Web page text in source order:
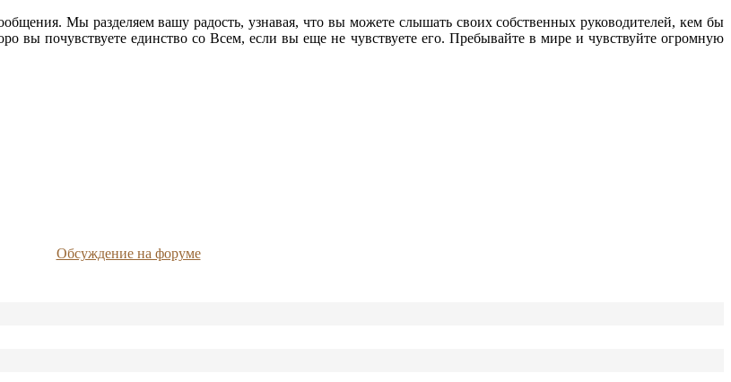
Мы разделяем вашу радость, узнавая, что вы можете слышать своих собственных руководителей, кем бы
вы почувствуете единство со Всем, если вы еще не чувствуете его. Пребывайте в мире и чувствуйте огромную
Обсуждение на форуме